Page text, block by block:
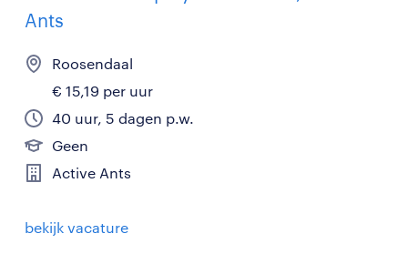
Ants
Roosendaal
€ 15,19 per uur
40 uur, 5 dagen p.w.
Geen
Active Ants
bekijk vacature